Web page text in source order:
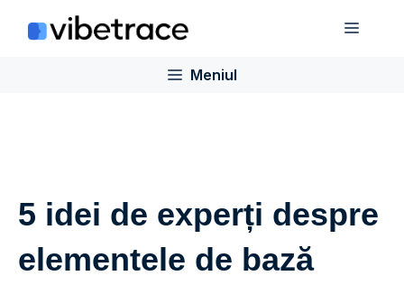
Meniul
5 idei de experți despre
elementele de bază